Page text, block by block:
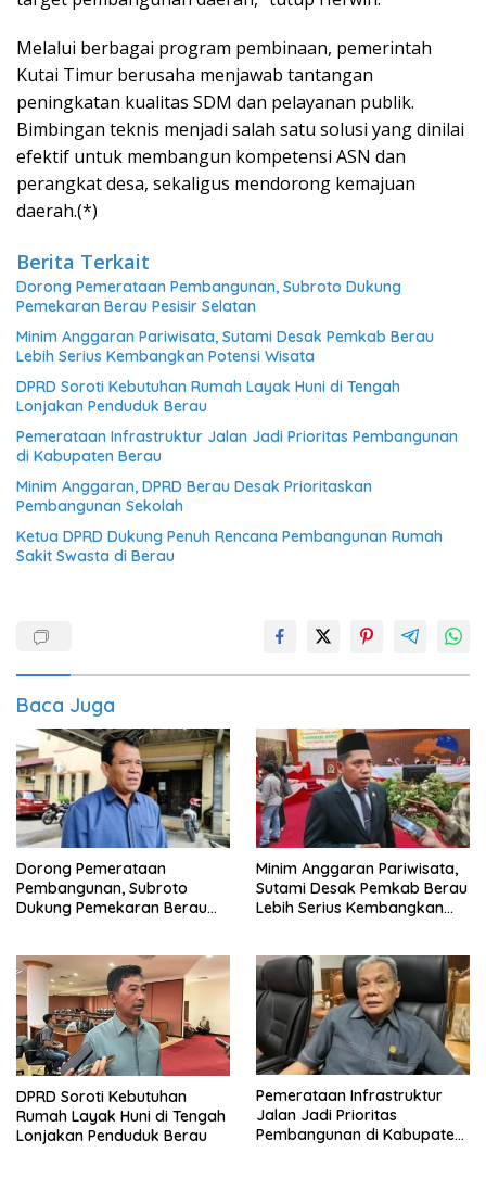
Melalui berbagai program pembinaan, pemerintah
Kutai Timur berusaha menjawab tantangan
peningkatan kualitas SDM dan pelayanan publik.
Bimbingan teknis menjadi salah satu solusi yang dinilai
efektif untuk membangun kompetensi ASN dan
perangkat desa, sekaligus mendorong kemajuan
daerah.(*)
Berita Terkait
Dorong Pemerataan Pembangunan, Subroto Dukung
Pemekaran Berau Pesisir Selatan
Minim Anggaran Pariwisata, Sutami Desak Pemkab Berau
Lebih Serius Kembangkan Potensi Wisata
DPRD Soroti Kebutuhan Rumah Layak Huni di Tengah
Lonjakan Penduduk Berau
Pemerataan Infrastruktur Jalan Jadi Prioritas Pembangunan
di Kabupaten Berau
Minim Anggaran, DPRD Berau Desak Prioritaskan
Pembangunan Sekolah
Ketua DPRD Dukung Penuh Rencana Pembangunan Rumah
Sakit Swasta di Berau
Baca Juga
Dorong Pemerataan
Pembangunan, Subroto
Dukung Pemekaran Berau
Minim Anggaran Pariwisata,
Sutami Desak Pemkab Berau
Lebih Serius Kembangkan
DPRD Soroti Kebutuhan
Rumah Layak Huni di Tengah
Lonjakan Penduduk Berau
Pemerataan Infrastruktur
Jalan Jadi Prioritas
Pembangunan di Kabupaten